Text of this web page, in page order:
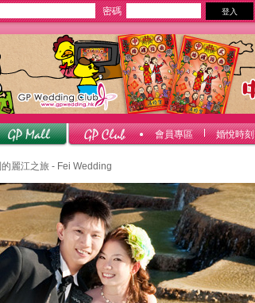
會員專區 婚悅時刻
麗江之旅 - Fei Wedding
密碼